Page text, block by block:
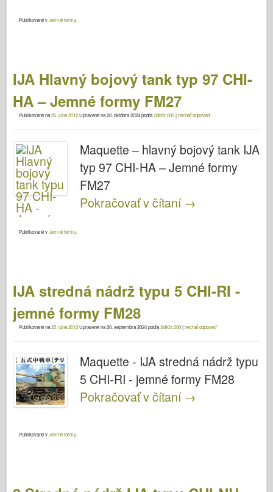
Publikované vJemné formy.
IJA Hlavný bojový tank typ 97 CHI-
HA – Jemné formy FM27
Publikované na25. júna 2012Upravené na20. októbra 2024podľaSdKfz.000|nechať odpoveď
Maquette – hlavný bojový tank IJA
typ 97 CHI-HA – Jemné formy
FM27
Pokračovať v čítaní →
Publikované vJemné formy.
IJA stredná nádrž typu 5 CHI-RI -
jemné formy FM28
Publikované na25. júna 2012Upravené na20. septembra 2024podľaSdKfz.000|nechať odpoveď
Maquette - IJA stredná nádrž typu
5 CHI-RI - jemné formy FM28
Pokračovať v čítaní →
Publikované vJemné formy.